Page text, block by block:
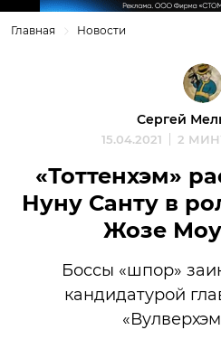
Главная Новости
Сергей
15.04.2021 2
«Тоттенхэм»
Нуну Санту в
Жозе
Боссы «шпор»
кандидатурой